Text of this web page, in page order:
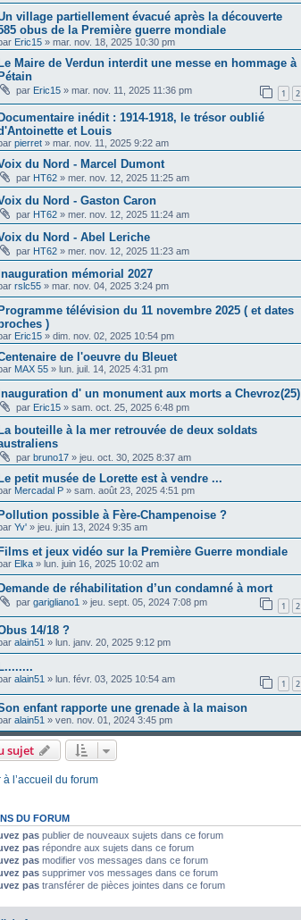
village partiellement évacué après la découverte
obus de la Première guerre mondiale
Eric15 » mar. nov. 18, 2025 10:30 pm
Maire de Verdun interdit une messe en hommage à
par Eric15 » mar. nov. 11, 2025 11:36 pm 1 2
Documentaire inédit : 1914-1918, le trésor oublié
et Louis
pierret » mar. nov. 11, 2025 9:22 am
du Nord - Marcel Dumont
par HT62 » mer. nov. 12, 2025 11:25 am
du Nord - Gaston Caron
par HT62 » mer. nov. 12, 2025 11:24 am
du Nord - Abel Leriche
par HT62 » mer. nov. 12, 2025 11:23 am
Inauguration mémorial 2027
rslc55 » mar. nov. 04, 2025 3:24 pm
Programme télévision du 11 novembre 2025 ( et dates
)
Eric15 » dim. nov. 02, 2025 10:54 pm
de l'oeuvre du Bleuet
MAX 55 » lun. juil. 14, 2025 4:31 pm
Inauguration d' un monument aux morts a Chevroz(25)
par Eric15 » sam. oct. 25, 2025 6:48 pm
La bouteille à la mer retrouvée de deux soldats
par bruno17 » jeu. oct. 30, 2025 8:37 am
Le petit musée de Lorette est à vendre ...
Mercadal P » sam. août 23, 2025 4:51 pm
Pollution possible à Fère-Champenoise ?
Yv' » jeu. juin 13, 2024 9:35 am
Films et jeux vidéo sur la Première Guerre mondiale
Elka » lun. juin 16, 2025 10:02 am
Demande de réhabilitation d’un condamné à mort
par garigliano1 » jeu. sept. 05, 2024 7:08 pm 1 2
14/18 ?
alain51 » lun. janv. 20, 2025 9:12 pm
L........
alain51 » lun. févr. 03, 2025 10:54 am 1 2
enfant rapporte une grenade à la maison
alain51 » ven. nov. 01, 2024 3:45 pm
sujet
à l’accueil du forum
DU FORUM
pas publier de nouveaux sujets dans ce forum
pas répondre aux sujets dans ce forum
pas modifier vos messages dans ce forum
pas supprimer vos messages dans ce forum
pas transférer de pièces jointes dans ce forum